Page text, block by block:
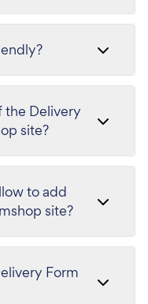
the Delivery
site?
to add
site?
Form